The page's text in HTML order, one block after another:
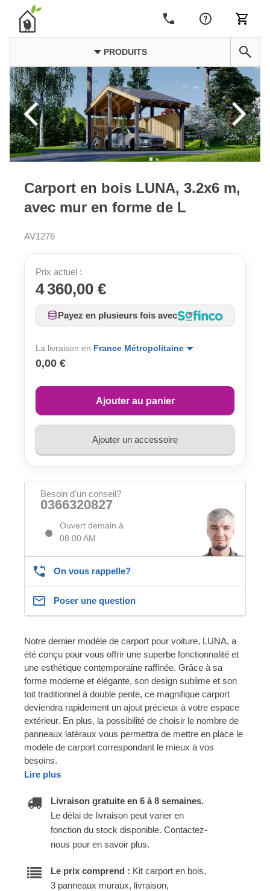
PRODUITS
Carport en bois LUNA, 3.2x6 m,
avec mur en forme de L
AV1276
Prix actuel :
4 360,00 €
Payez en plusieurs fois avec
La livraison en France Métropolitaine
0,00 €
Ajouter au panier
Ajouter un accessoire
Besoin d'un conseil?
0366320827
Ouvert demain à
08:00 AM
On vous rappelle?
Poser une question
Notre dernier modèle de carport pour voiture, LUNA, a
été conçu pour vous offrir une superbe fonctionnalité et
une esthétique contemporaine raffinée. Grâce à sa
forme moderne et élégante, son design sublime et son
toit traditionnel à double pente, ce magnifique carport
deviendra rapidement un ajout précieux à votre espace
extérieur. En plus, la possibilité de choisir le nombre de
panneaux latéraux vous permettra de mettre en place le
modèle de carport correspondant le mieux à vos
besoins.
Lire plus
Livraison gratuite en 6 à 8 semaines.
Le délai de livraison peut varier en
fonction du stock disponible. Contactez-
nous pour en savoir plus.
Le prix comprend : Kit carport en bois,
3 panneaux muraux, livraison,